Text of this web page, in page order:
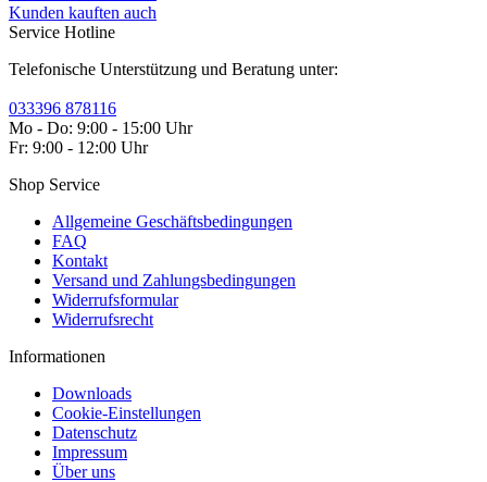
Kunden kauften auch
Service Hotline
Telefonische Unterstützung und Beratung unter:
033396 878116
Mo - Do: 9:00 - 15:00 Uhr
Fr: 9:00 - 12:00 Uhr
Shop Service
Allgemeine Geschäftsbedingungen
FAQ
Kontakt
Versand und Zahlungsbedingungen
Widerrufsformular
Widerrufsrecht
Informationen
Downloads
Cookie-Einstellungen
Datenschutz
Impressum
Über uns